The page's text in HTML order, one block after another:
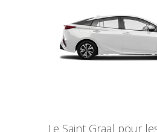
Le Saint Graal pour